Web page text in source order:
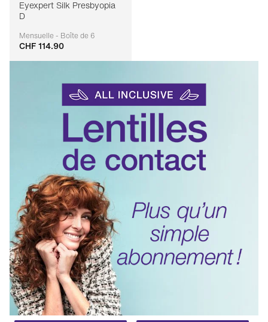
Eyexpert Silk Presbyopia
D
Mensuelle - Boîte de 6
Adaptable
CHF 114.90